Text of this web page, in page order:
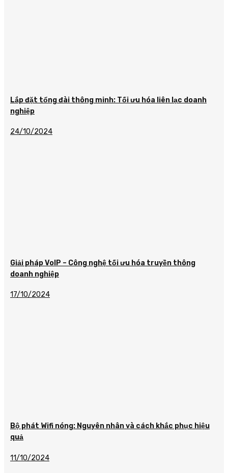
Lắp đặt tổng đài thông minh: Tối ưu hóa liên lạc doanh
nghiệp
24/10/2024
Giải pháp VoIP – Công nghệ tối ưu hóa truyền thông
doanh nghiệp
17/10/2024
Bộ phát Wifi nóng: Nguyên nhân và cách khắc phục hiệu
quả
11/10/2024